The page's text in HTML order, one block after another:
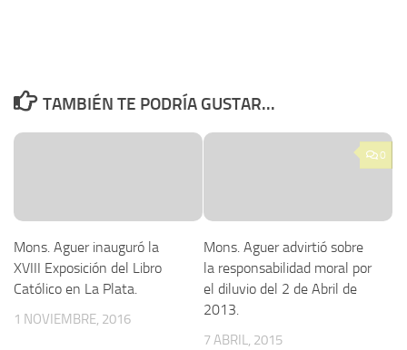
TAMBIÉN TE PODRÍA GUSTAR...
Mons. Aguer inauguró la
XVIII Exposición del Libro
Católico en La Plata.
1 NOVIEMBRE, 2016
0
Mons. Aguer advirtió sobre
la responsabilidad moral por
el diluvio del 2 de Abril de
2013.
7 ABRIL, 2015